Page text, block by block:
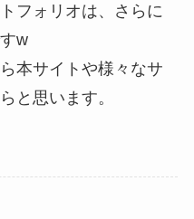
フォリオは、さらに
w
本サイトや様々なサ
と思います。